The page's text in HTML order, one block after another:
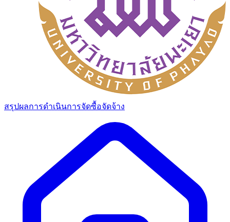
สรุปผลการดำเนินการจัดซื้อจัดจ้าง